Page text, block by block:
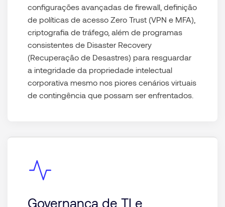
configurações avançadas de firewall, definição
de políticas de acesso Zero Trust (VPN e MFA),
criptografia de tráfego, além de programas
consistentes de Disaster Recovery
(Recuperação de Desastres) para resguardar
a integridade da propriedade intelectual
corporativa mesmo nos piores cenários virtuais
de contingência que possam ser enfrentados.
Governança de TI e